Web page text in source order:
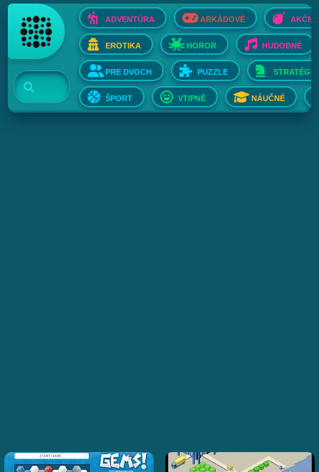
ADVENTÚRA ARKÁDOVÉ AKČNÉ
EROTIKA HOROR HUDOBNÉ
PRE DVOCH PUZZLE STRATÉGIE
ŠPORT VTIPNÉ NÁUČNÉ